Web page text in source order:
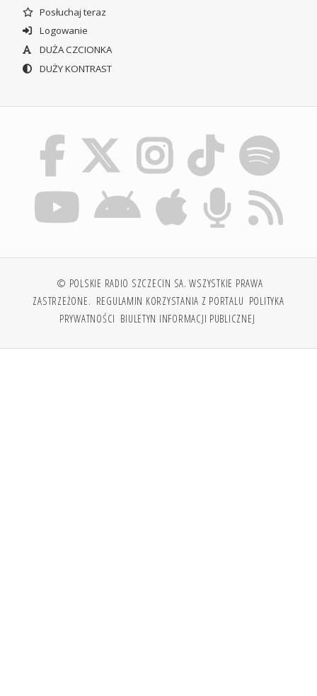
Posłuchaj teraz
Logowanie
DUŻA CZCIONKA
DUŻY KONTRAST
© POLSKIE RADIO SZCZECIN SA. WSZYSTKIE PRAWA
ZASTRZEŻONE. REGULAMIN KORZYSTANIA Z PORTALU POLITYKA
PRYWATNOŚCI BIULETYN INFORMACJI PUBLICZNEJ